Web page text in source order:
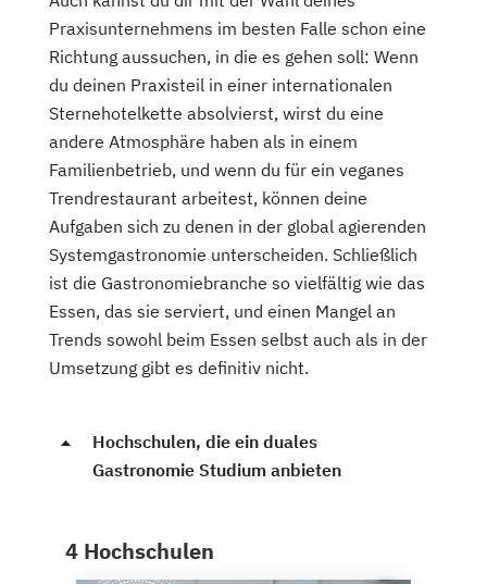
Praxisunternehmens im besten Falle schon eine
Richtung aussuchen, in die es gehen soll: Wenn
du deinen Praxisteil in einer internationalen
Sternehotelkette absolvierst, wirst du eine
andere Atmosphäre haben als in einem
Familienbetrieb, und wenn du für ein veganes
Trendrestaurant arbeitest, können deine
Aufgaben sich zu denen in der global agierenden
Systemgastronomie unterscheiden. Schließlich
ist die Gastronomiebranche so vielfältig wie das
Essen, das sie serviert, und einen Mangel an
Trends sowohl beim Essen selbst auch als in der
Umsetzung gibt es definitiv nicht.
Hochschulen, die ein duales
Gastronomie Studium anbieten
4 Hochschulen